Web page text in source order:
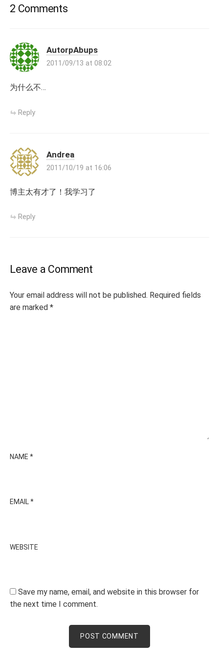
2 Comments
AutorpAbups
2011/09/13 at 08:02
为什么不…
Reply
Andrea
2011/10/19 at 16:06
博主太有才了！我学习了
Reply
Leave a Comment
Your email address will not be published. Required fields
are marked *
NAME *
EMAIL *
WEBSITE
Save my name, email, and website in this browser for
the next time I comment.